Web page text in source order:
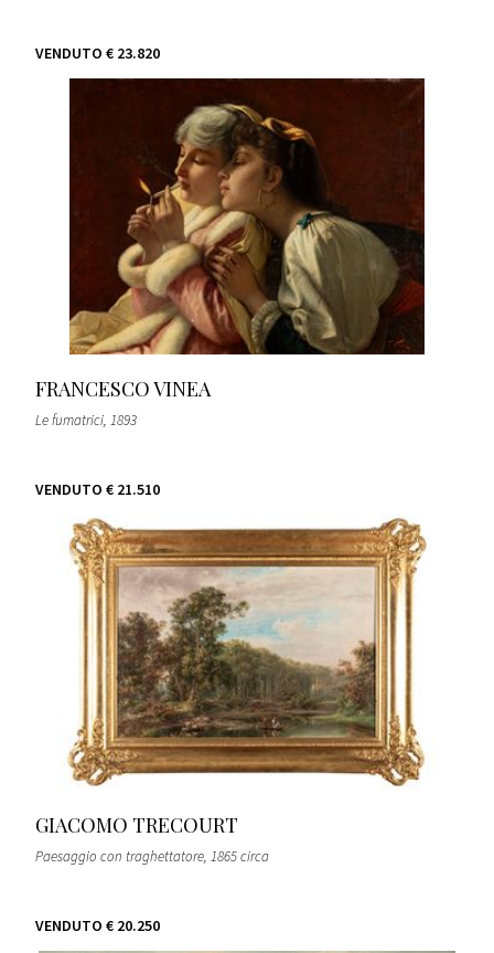
VENDUTO € 23.820
FRANCESCO VINEA
Le fumatrici, 1893
VENDUTO € 21.510
GIACOMO TRECOURT
Paesaggio con traghettatore, 1865 circa
VENDUTO € 20.250